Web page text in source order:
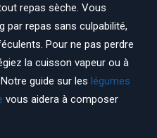
repas sèche. Vous
par repas sans culpabilité,
Pour ne pas perdre
la cuisson vapeur ou à
guide sur les légumes
vous aidera à composer